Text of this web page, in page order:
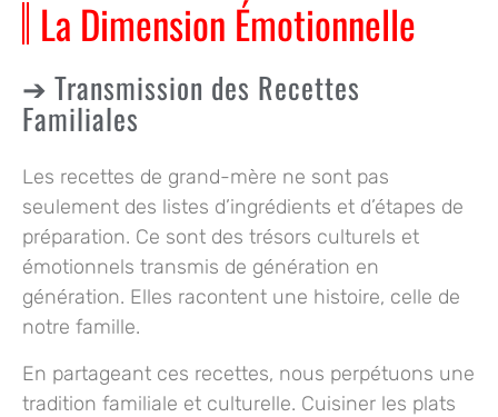
La Dimension Émotionnelle
Transmission des Recettes
Familiales
Les recettes de grand-mère ne sont pas
seulement des listes d’ingrédients et d’étapes de
préparation. Ce sont des trésors culturels et
émotionnels transmis de génération en
génération. Elles racontent une histoire, celle de
notre famille.
En partageant ces recettes, nous perpétuons une
tradition familiale et culturelle. Cuisiner les plats